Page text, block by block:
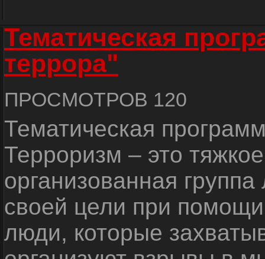
Тематическая
террора"
ПРОСМОТРОВ 120
Тематическая
Терроризм – это
организованная
своей цели при
люди, которые